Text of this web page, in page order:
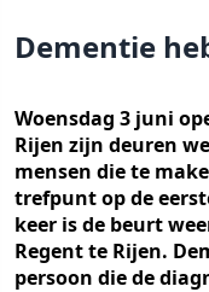
Dementie
Woensdag 3 juni
Rijen zijn deuren
mensen die te
trefpunt op de
keer is de beurt
Regent te Rijen.
persoon die de